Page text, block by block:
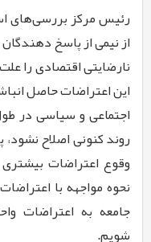
رئیس مرکز بررسی‌های
از نیمی از پاسخ
نارضایتی اقتصادی را
این اعتراضات حاصل
اجتماعی و سیاسی در
روند کنونی اصلاح
وقوع اعتراضات
نحوه مواجهه با
جامعه به اعتراضات
شویم.